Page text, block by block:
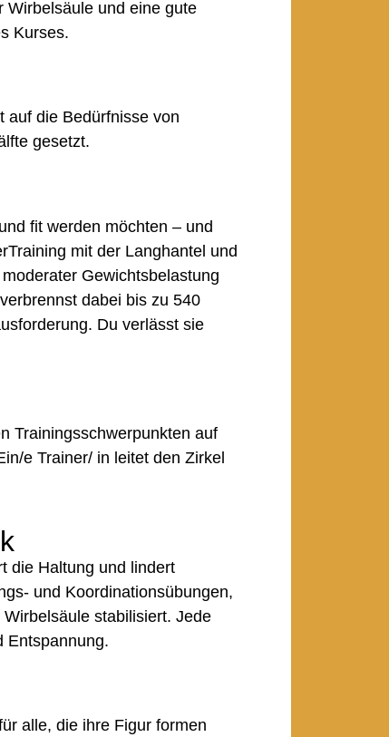
Wirbelsäule und eine gute
Kurses.
auf die Bedürfnisse von
gesetzt.
fit werden möchten – und
mit der Langhantel und
Gewichtsbelastung
dabei bis zu 540
Du verlässt sie
Trainingsschwerpunkten auf
e Trainer/ in leitet den Zirkel
die Haltung und lindert
und Koordinationsübungen,
stabilisiert. Jede
Entspannung.
alle, die ihre Figur formen